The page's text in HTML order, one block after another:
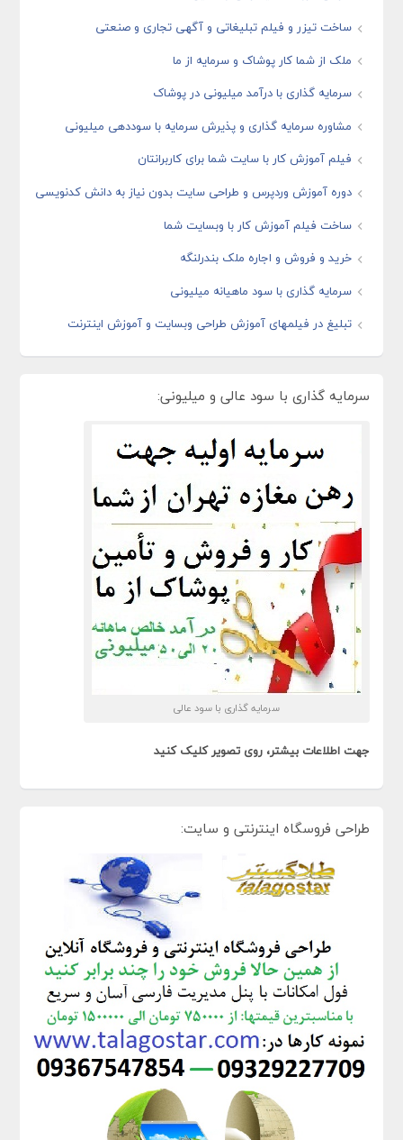
ساخت تیزر و فیلم تبلیغاتی و آگهی تجاری و صنعتی
ملک از شما کار پوشاک و سرمایه از ما
سرمایه گذاری با درآمد میلیونی در پوشاک
مشاوره سرمایه گذاری و پذیرش سرمایه با سوددهی میلیونی
فیلم آموزش کار با سایت شما برای کاربرانتان
دوره آموزش وردپرس و طراحی سایت بدون نیاز به دانش کدنویسی
ساخت فیلم آموزش کار با وبسایت شما
خرید و فروش و اجاره ملک بندرلنگه
سرمایه گذاری با سود ماهیانه میلیونی
تبلیغ در فیلمهای آموزش طراحی وبسایت و آموزش اینترنت
سرمایه گذاری با سود عالی و میلیونی:
سرمایه گذاری با سود عالی
جهت اطلاعات بیشتر، روی تصویر کلیک کنید
طراحی فروسگاه اینترنتی و سایت: